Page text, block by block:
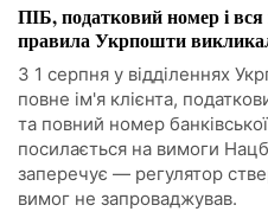
ПІБ, податковий номер і
правила Укрпошти
З 1 серпня у відділеннях
повне ім'я клієнта,
та повний номер
посилається на вимоги
заперечує — регулятор
вимог не запроваджував.